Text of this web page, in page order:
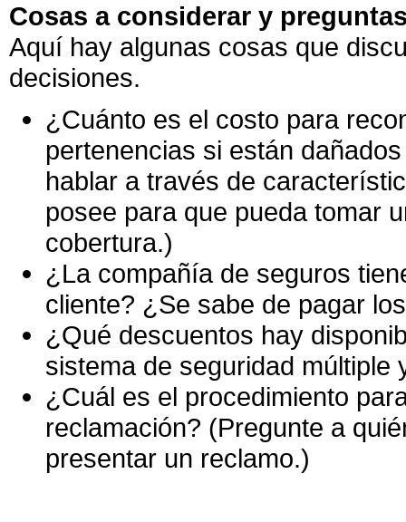
Cosas a considerar y
Aquí hay algunas cosas que
decisiones.
¿Cuánto es el costo para
pertenencias si están
hablar a través de
posee para que pueda tomar
cobertura.)
¿La compañía de seguros
cliente? ¿Se sabe de pagar
¿Qué descuentos hay
sistema de seguridad
¿Cuál es el procedimiento
reclamación? (Pregunte a
presentar un reclamo.)